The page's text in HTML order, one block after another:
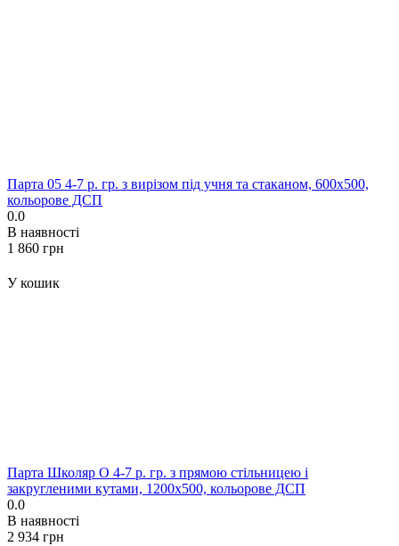
Парта 05 4-7 р. гр. з вирізом під учня та стаканом, 600x500,
кольорове ДСП
0.0
В наявності
‍1 860‍ грн
У кошик
Парта Школяр О 4-7 р. гр. з прямою стільницею і
закругленими кутами, 1200x500, кольорове ДСП
0.0
В наявності
‍2 934‍ грн